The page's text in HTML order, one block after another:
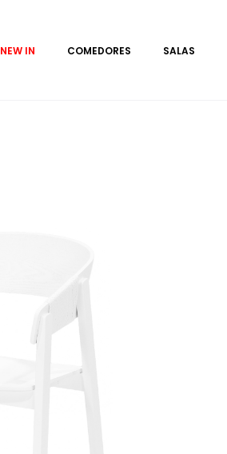
NEW IN COMEDORES SALAS